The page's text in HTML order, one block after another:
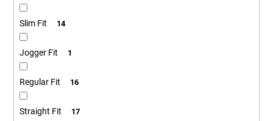
Slim Fit 14
Jogger Fit 1
Regular Fit 16
Straight Fit 17